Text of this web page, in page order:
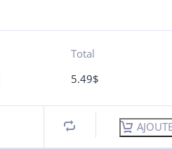
Total
5.49$